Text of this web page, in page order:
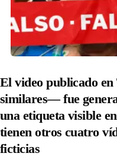
El video publicado
similares— fue
una etiqueta visible
tienen otros cuatro
ficticias